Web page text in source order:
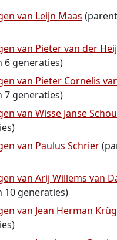
van Leijn Maas
van Pieter van der
6 generaties)
van Pieter Cornelis
7 generaties)
van Wisse Janse
van Paulus Schrier
van Arij Willems van
10 generaties)
van Jean Herman Krüg